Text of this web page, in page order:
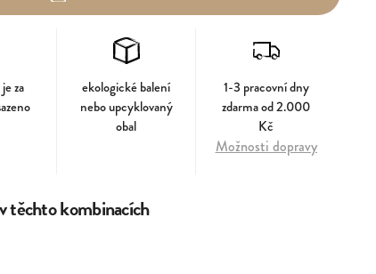
za
ekologické balení
nebo upcyklovaný
obal
1-3 pracovní dny
zdarma od 2.000
Kč
Možnosti dopravy
těchto kombinacích